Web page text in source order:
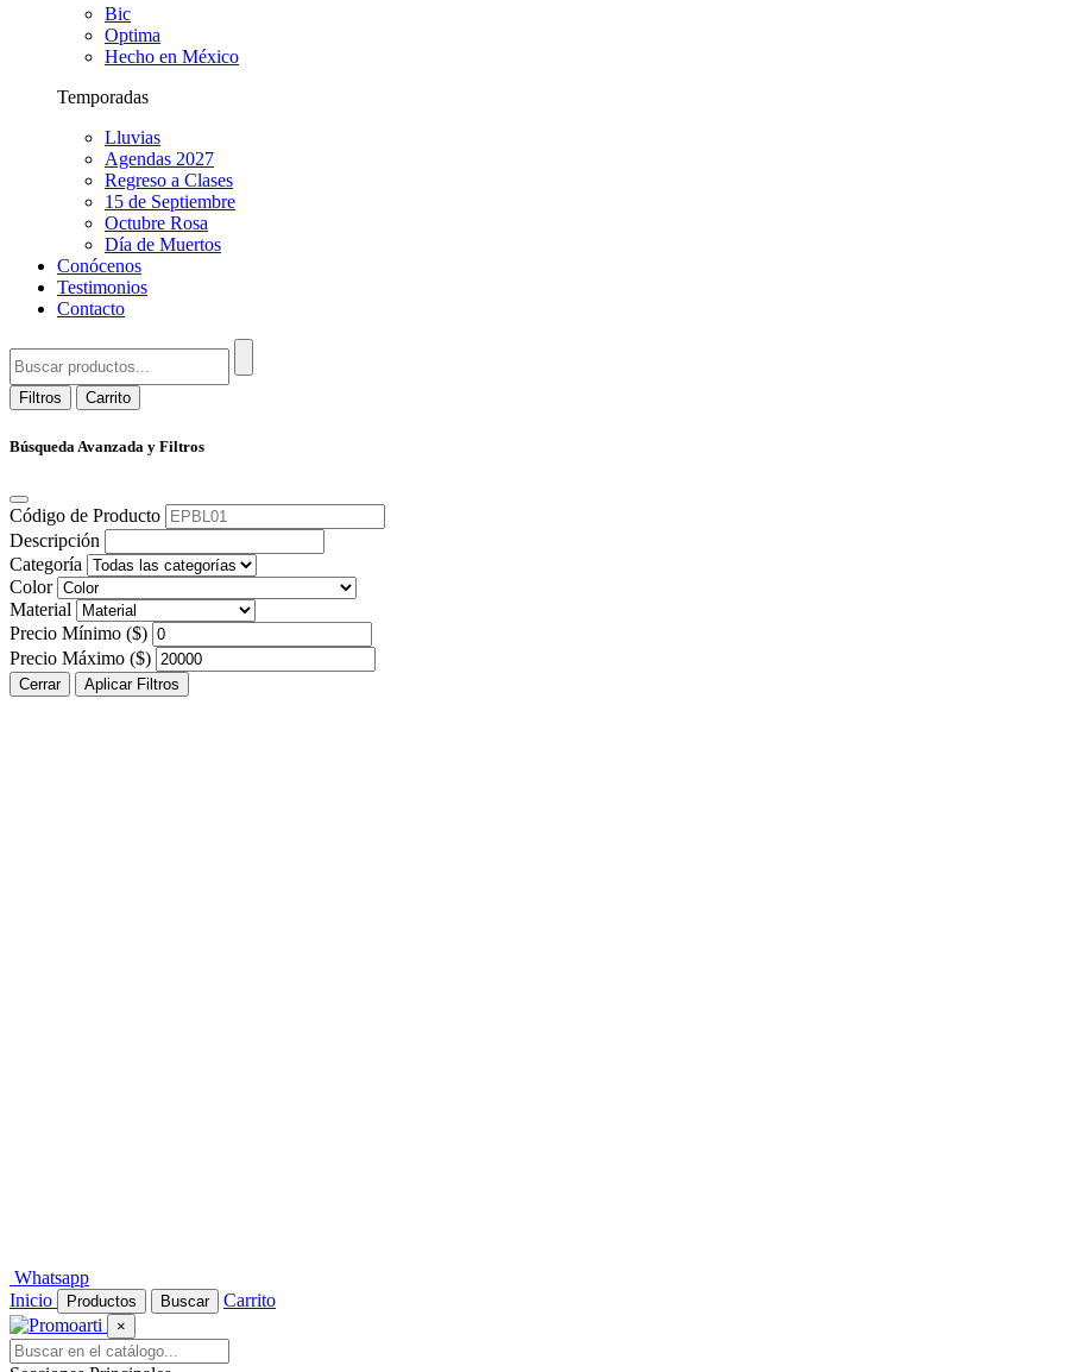
Bic
Optima
Hecho en México
Temporadas
Lluvias
Agendas 2027
Regreso a Clases
15 de Septiembre
Octubre Rosa
Día de Muertos
Conócenos
Testimonios
Contacto
Filtros Carrito
Búsqueda Avanzada y Filtros
Código de Producto
Descripción
Categoría
Color
Material
Precio Mínimo ($)
Precio Máximo ($)
Cerrar Aplicar Filtros
Whatsapp
Inicio
Productos Buscar Carrito
×